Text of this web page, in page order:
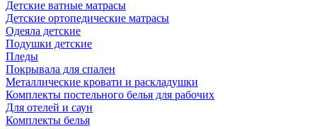
Детские ватные матрасы
Детские ортопедические матрасы
Одеяла детские
Подушки детские
Пледы
Покрывала для спален
Металлические кровати и раскладушки
Комплекты постельного белья для рабочих
Для отелей и саун
Комплекты белья